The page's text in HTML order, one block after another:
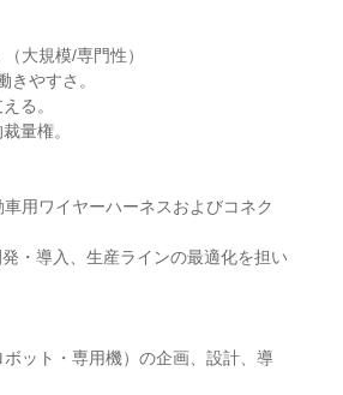
大規模/専門性）
やすさ。
る。
量権。
用ワイヤーハーネスおよびコネク
・導入、生産ラインの最適化を担い
ット・専用機）の企画、設計、導